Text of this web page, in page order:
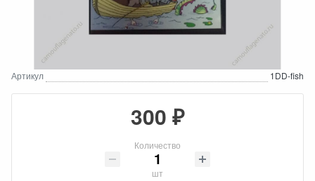
Артикул 1DD-fish
300 ₽
Количество
шт